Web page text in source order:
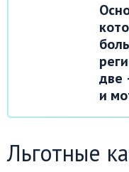
две
и
Льготные